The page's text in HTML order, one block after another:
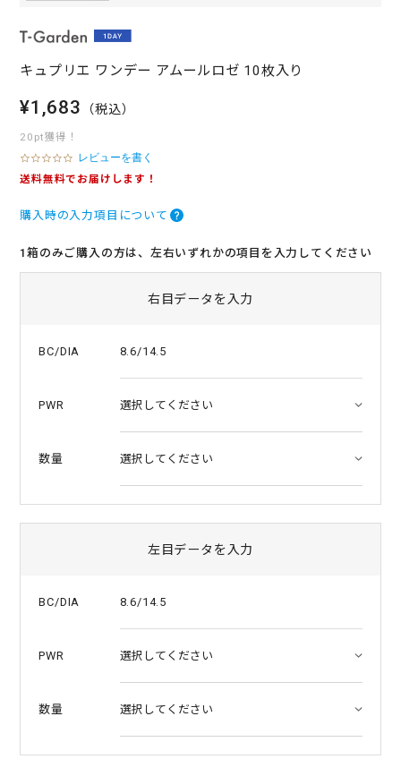
キュプリエ ワンデー アムールロゼ 10枚入り
¥1,683 （税込）
20pt獲得！
0
.
t
r
レビューを書く
送料無料でお届けします！
購入時の入力項目について
1箱のみご購入の方は、左右いずれかの項目を入力してください
右目データを入力
BC/DIA 8.6/14.5
PWR
数量
左目データを入力
BC/DIA 8.6/14.5
PWR
数量